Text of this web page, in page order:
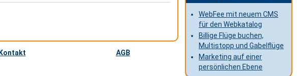
AGB
WebFee mit neuem CMS
für den Webkatalog
Billige Flüge buchen,
Multistopp und Gabelflüge
Marketing auf einer
persönlichen Ebene